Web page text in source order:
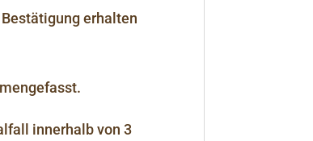
erhalten
innerhalb von 3